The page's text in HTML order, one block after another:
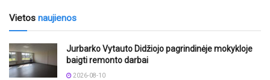
Vietos naujienos
Jurbarko Vytauto Didžiojo pagrindinėje mokykloje
baigti remonto darbai
2026-08-10